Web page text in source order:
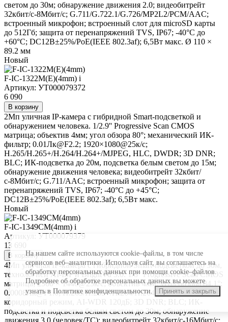
На нашем сайте используются cookie–файлы, в том числе
сервисов веб–аналитики. Используя сайт, вы соглашаетесь на
обработку персональных данных при помощи cookie–файлов.
Подробнее об обработке персональных данных вы можете
узнать в Политике конфиденциальности.
Принять и закрыть
светом до 30м; обнаружение движения 2.0; видеобитрейт
32кбит/с-8Мбит/с; G.711/G.722.1/G.726/MP2L2/PCM/AAC;
встроенный микрофон; встроенный слот для microSD карты
до 512Гб; защита от перенапряжений TVS, IP67; -40°C до
+60°C; DC12В±25%/PoE(IEEE 802.3af); 6,5Вт макс. Ø 110 ×
89.2 мм
Новый
F-IC-1322M(E)(4mm) i
Артикул: УТ000079372
6 090
В корзину
2Мп уличная IP-камера с гибридной Smart-подсветкой и
обнаружением человека. 1/2.9'' Progressive Scan CMOS
матрица; объектив 4мм; угол обзора 80°; механический ИК-
фильтр; 0.01Лк@F2.2; 1920×1080@25к/с;
H.265/H.265+/H.264/H.264+/MJPEG, HLC, DWDR; 3D DNR;
BLC; ИК-подсветка до 20м, подсветка белым светом до 15м;
обнаружение движения человека; видеобитрейт 32кбит/
с-8Мбит/с; G.711/AAC; встроенный микрофон; защита от
перенапряжений TVS, IP67; -40°C до +45°C;
DC12В±25%/PoE(IEEE 802.3af); 6,5Вт макс.
Новый
F-IC-1349CM(4mm) i
Артикул: УТ000079379
13 690
В корзину
4Мп уличная IP-камера с гибридной Smart-подсветкой до 30м,
технологией AI-ISP и BrightVu 3.0. 1/3'' Progressive Scan CMOS
матрица; 2560 × 1440@25к/с; объектив 4мм; угол обзора 84.1°;
0.0008Лк@F1.0; H.265/H.265+/H.264/H.264+/MJPEG, HLC,
коридорный режим, AI-WDR 120дБ; 3D DNR; BLC; ИК-
подсветка и подсветка белым светом до 30м; обнаружение
движения 3.0 (человек/ТС); видеобитрейт 32кбит/с-16Мбит/с;